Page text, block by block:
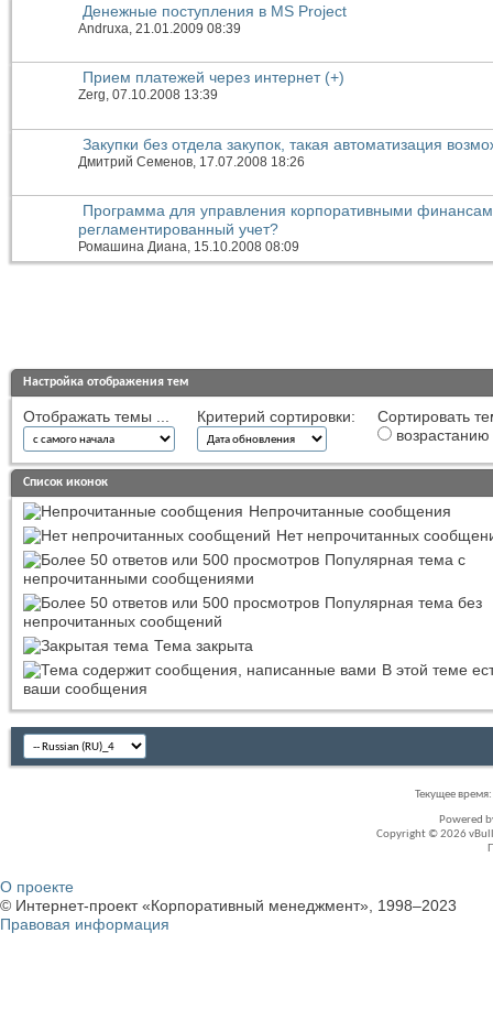
Денежные поступления в MS Project
Andruxa , 21.01.2009 08:39
Прием платежей через интернет (+)
Zerg, 07.10.2008 13:39
Закупки без отдела закупок, такая автоматизация
Дмитрий Семенов , 17.07.2008 18:26
Программа для управления корпоративными
регламентированный учет?
Ромашина Диана, 15.10.2008 08:09
Настройка отображения тем
Отображать темы ... Критерий сортировки:
Сортировать
возрастанию
Список иконок
Непрочитанные сообщения
Нет непрочитанных
Популярная тема с
непрочитанными сообщениями
Популярная тема без
непрочитанных сообщений
Тема закрыта
В этой теме
ваши сообщения
Текущее время:
Powered
Copyright © 2026
О проекте
© Интернет-проект «Корпоративный менеджмент», 1998–2023
Правовая информация